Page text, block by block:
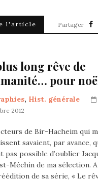
l'article Partager
long rêve de
pour
, Hist. générale
2012
de Bir-Hacheim qui
savaient, par avance,
pas possible d’oublier
Méchin de ma sélection. A
de sa série, « Le